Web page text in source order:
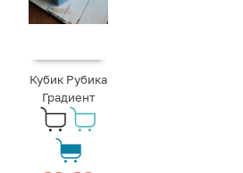
Кубик Рубика
Градиент